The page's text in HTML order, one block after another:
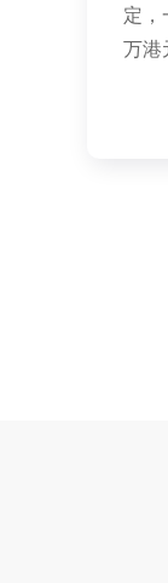
定，
万港